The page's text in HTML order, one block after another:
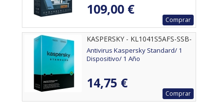
109,00 €
Comprar
KASPERSKY - KL1041S5AFS-SSB-
ES
Antivirus Kaspersky Standard/ 1
Dispositivo/ 1 Año
14,75 €
Comprar